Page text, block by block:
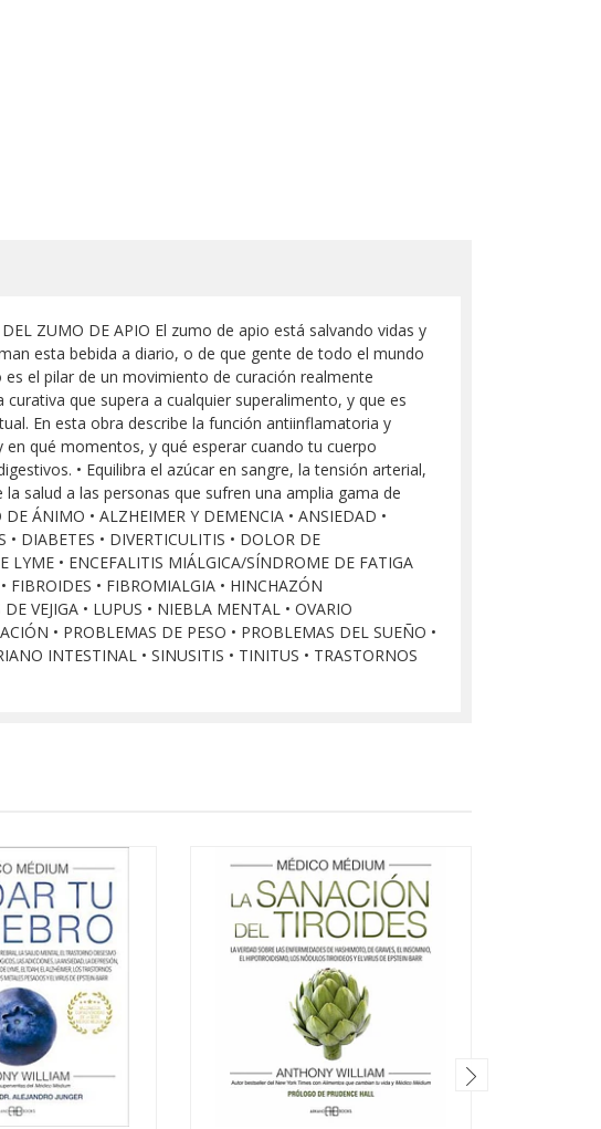
ZUMO DE APIO El zumo de apio está salvando vidas y
esta bebida a diario, o de que gente de todo el mundo
el pilar de un movimiento de curación realmente
que supera a cualquier superalimento, y que es
En esta obra describe la función antiinflamatoria y
qué momentos, y qué esperar cuando tu cuerpo
• Equilibra el azúcar en sangre, la tensión arterial,
salud a las personas que sufren una amplia gama de
ÁNIMO • ALZHEIMER Y DEMENCIA • ANSIEDAD •
• DIABETES • DIVERTICULITIS • DOLOR DE
LYME • ENCEFALITIS MIÁLGICA/SÍNDROME DE FATIGA
FIBROIDES • FIBROMIALGIA • HINCHAZÓN
VEJIGA • LUPUS • NIEBLA MENTAL • OVARIO
• PROBLEMAS DE PESO • PROBLEMAS DEL SUEÑO •
INTESTINAL • SINUSITIS • TINITUS • TRASTORNOS